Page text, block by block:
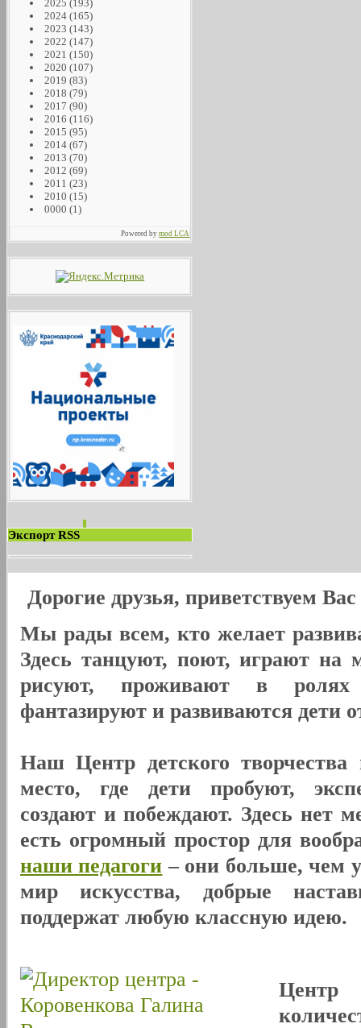
2025 (193)
2024 (165)
2023 (143)
2022 (147)
2021 (150)
2020 (107)
2019 (83)
2018 (79)
2017 (90)
2016 (116)
2015 (95)
2014 (67)
2013 (70)
2012 (69)
2011 (23)
2010 (15)
0000 (1)
Powered bymod LCA
Экспорт RSS
Дорогие друзья, приветствуем
Мы рады всем, кто желает
Здесь танцуют, поют, играют на
рисуют, проживают в
фантазируют и развиваются дети
Наш Центр детского
место, где дети пробуют,
создают и побеждают. Здесь нет
есть огромный простор для
наши педагоги – они больше, чем
мир искусства, добрые
поддержат любую классную идею.